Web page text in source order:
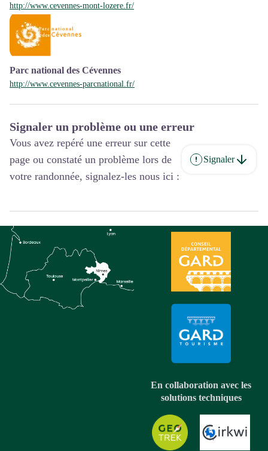
http://www.cevennes-mont-lozere.fr/
Parc national des Cévennes
http://www.cevennes-parcnational.fr/
Signaler un problème ou une erreur
Vous avez repéré une erreur sur cette
page ou constaté un problème lors de
votre randonnée, signalez-les nous ici :
Signaler
En collaboration avec les
solutions techniques